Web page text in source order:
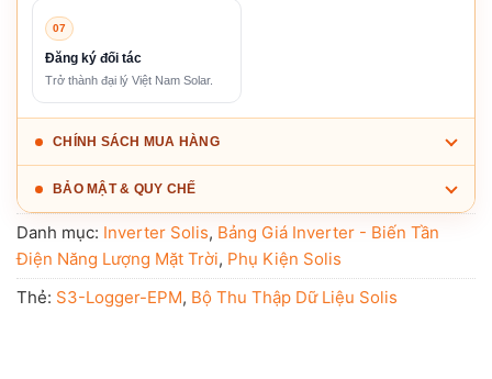
07
Đăng ký đối tác
Trở thành đại lý Việt Nam Solar.
CHÍNH SÁCH MUA HÀNG
BẢO MẬT & QUY CHẾ
Danh mục: Inverter Solis, Bảng Giá Inverter - Biến Tần
Điện Năng Lượng Mặt Trời, Phụ Kiện Solis
Thẻ: S3-Logger-EPM, Bộ Thu Thập Dữ Liệu Solis